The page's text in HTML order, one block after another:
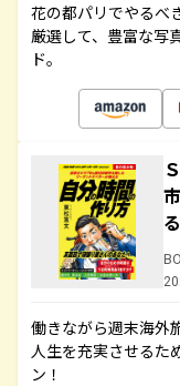
花の都パリでやるべ
厳選して、豊富な写
ド。
働きながら週末海外
人生を充実させるた
ン！